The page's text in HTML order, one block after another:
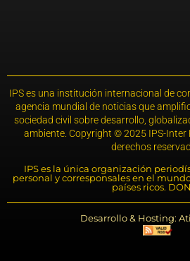
IPS es una institución internacional de
agencia mundial de noticias que
sociedad civil sobre desarrollo,
ambiente. Copyright © 2025 IPS-Inter
derechos
IPS es la única organización
personal y corresponsales en el
países ricos.
Desarrollo & Hosting: